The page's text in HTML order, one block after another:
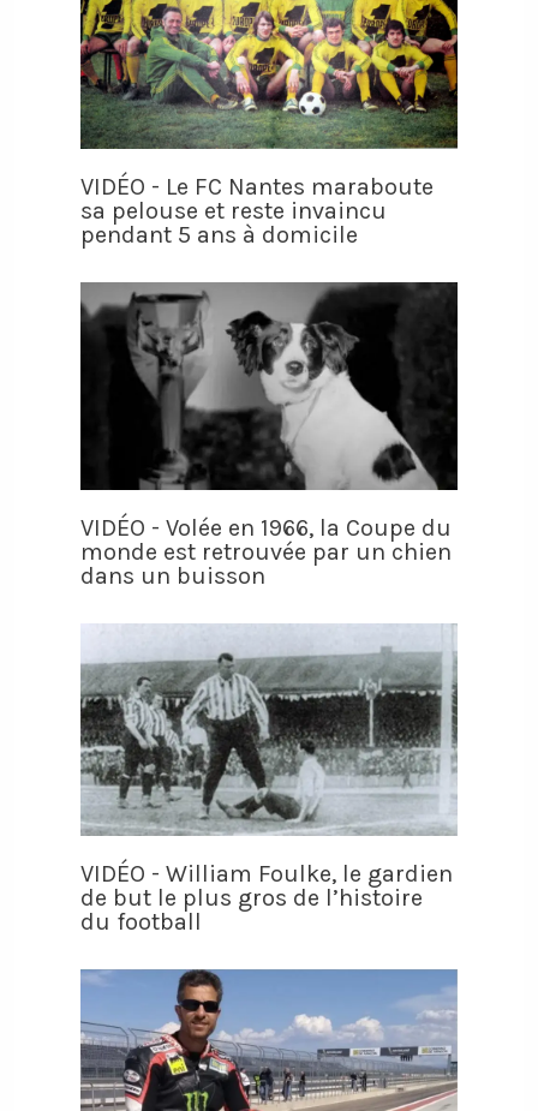
VIDÉO - Le FC Nantes maraboute
sa pelouse et reste invaincu
pendant 5 ans à domicile
VIDÉO - Volée en 1966, la Coupe du
monde est retrouvée par un chien
dans un buisson
VIDÉO - William Foulke, le gardien
de but le plus gros de l’histoire
du football